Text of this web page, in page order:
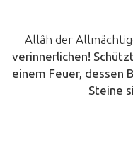
Allâh der
verinnerlichen!
einem Feuer, dessen
Steine